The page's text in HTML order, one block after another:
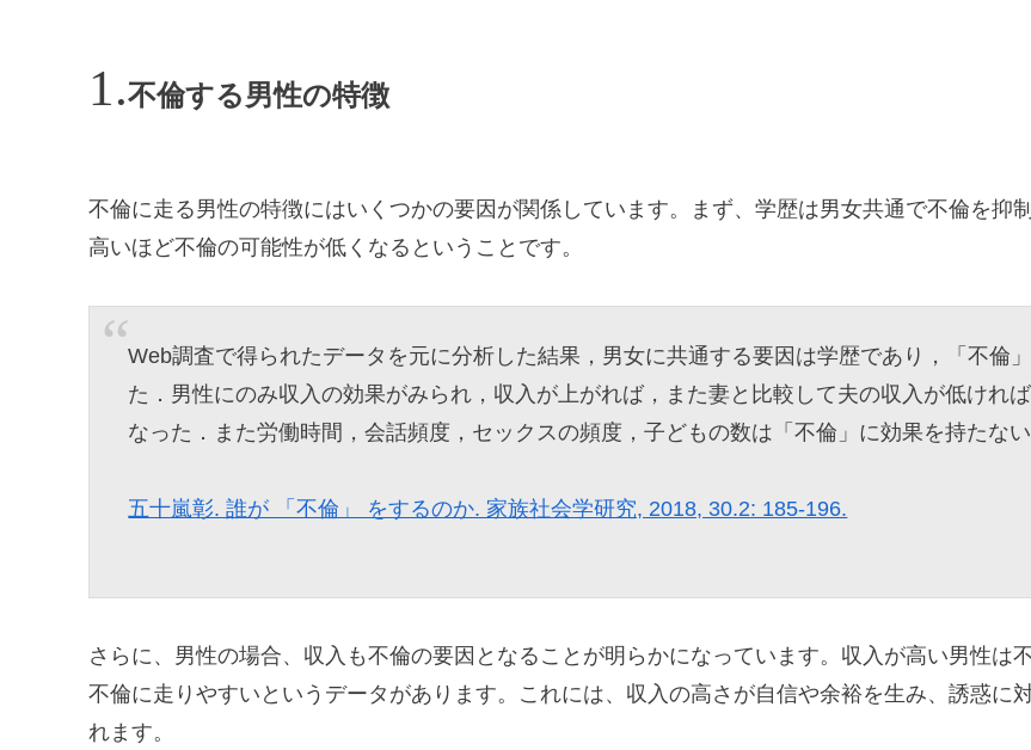
不倫する男性の特徴
不倫に走る男性の特徴にはいくつかの要因が関係しています。まず、学歴は男女共通で不倫を抑
高いほど不倫の可能性が低くなるということです。
Web調査で得られたデータを元に分析した結果，男女に共通する要因は学歴であり，「不倫
た．男性にのみ収入の効果がみられ，収入が上がれば，また妻と比較して夫の収入が低けれ
なった．また労働時間，会話頻度，セックスの頻度，子どもの数は「不倫」に効果を持たな
五十嵐彰. 誰が 「不倫」 をするのか. 家族社会学研究, 2018, 30.2: 185-196.
さらに、男性の場合、収入も不倫の要因となることが明らかになっています。収入が高い男性は
不倫に走りやすいというデータがあります。これには、収入の高さが自信や余裕を生み、誘惑に
れます。